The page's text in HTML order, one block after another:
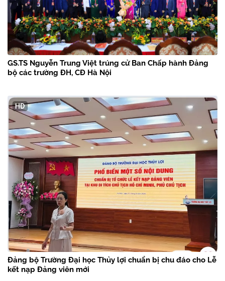
GS.TS Nguyễn Trung Việt trúng cử Ban Chấp hành Đảng
bộ các trường ĐH, CĐ Hà Nội
Đảng bộ Trường Đại học Thủy lợi chuẩn bị chu đáo cho Lễ
kết nạp Đảng viên mới